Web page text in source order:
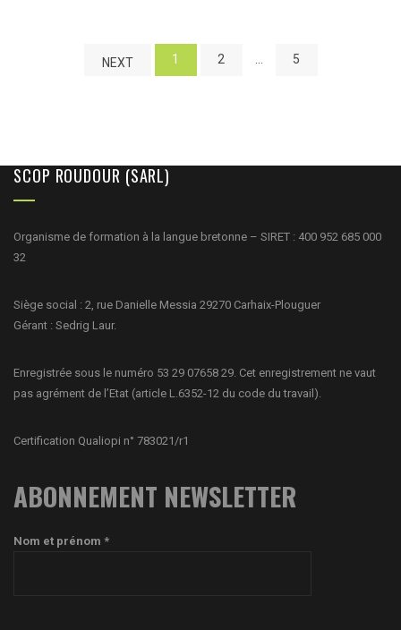
NEXT 1 2 5
SCOP ROUDOUR (SARL)
Organisme de formation à la langue bretonne – SIRET : 400 952 685 000
32
Siège social : 2, rue Danielle Messia 29270 Carhaix-Plouguer
Gérant : Sedrig Laur.
Enregistrée sous le numéro 53 29 07658 29. Cet enregistrement ne vaut
pas agrément de l’Etat (article L.6352-12 du code du travail).
Certification Qualiopi n° 783021/r1
ABONNEMENT NEWSLETTER
Nom et prénom *